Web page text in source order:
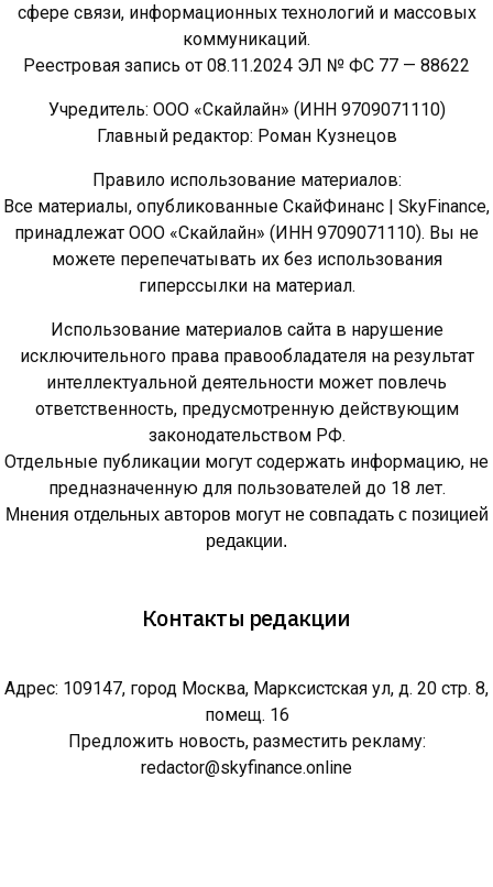
сфере связи, информационных технологий и массовых
коммуникаций.
Реестровая запись от 08.11.2024 ЭЛ № ФС 77 — 88622
Учредитель: ООО «Скайлайн» (ИНН 9709071110)
Главный редактор: Роман Кузнецов
Правило использование материалов:
Все материалы, опубликованные СкайФинанс | SkyFinance,
принадлежат ООО «Скайлайн» (ИНН 9709071110). Вы не
можете перепечатывать их без использования
гиперссылки на материал.
Использование материалов сайта в нарушение
исключительного права правообладателя на результат
интеллектуальной деятельности может повлечь
ответственность, предусмотренную действующим
законодательством РФ.
Отдельные публикации могут содержать информацию, не
предназначенную для пользователей до 18 лет.
Мнения отдельных авторов могут не совпадать с позицией
редакции.
Контакты редакции
Адрес: 109147, город Москва, Марксистская ул, д. 20 стр. 8,
помещ. 16
Предложить новость, разместить рекламу:
redactor@skyfinance.online